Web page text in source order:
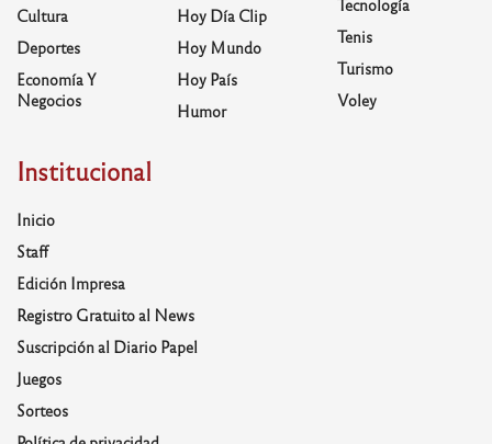
Cultura
Deportes
Economía Y
Negocios
Hoy Día Clip
Hoy Mundo
Hoy País
Humor
Tecnología
Tenis
Turismo
Voley
Institucional
Inicio
Staff
Edición Impresa
Registro Gratuito al News
Suscripción al Diario Papel
Juegos
Sorteos